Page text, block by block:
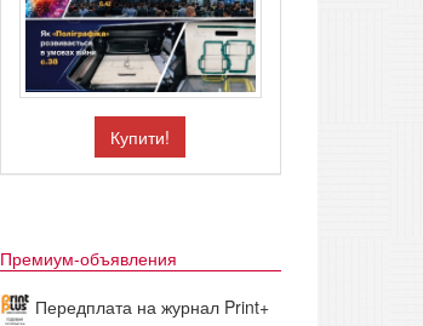
Купити!
Премиум-объявления
Передплата на журнал Print+